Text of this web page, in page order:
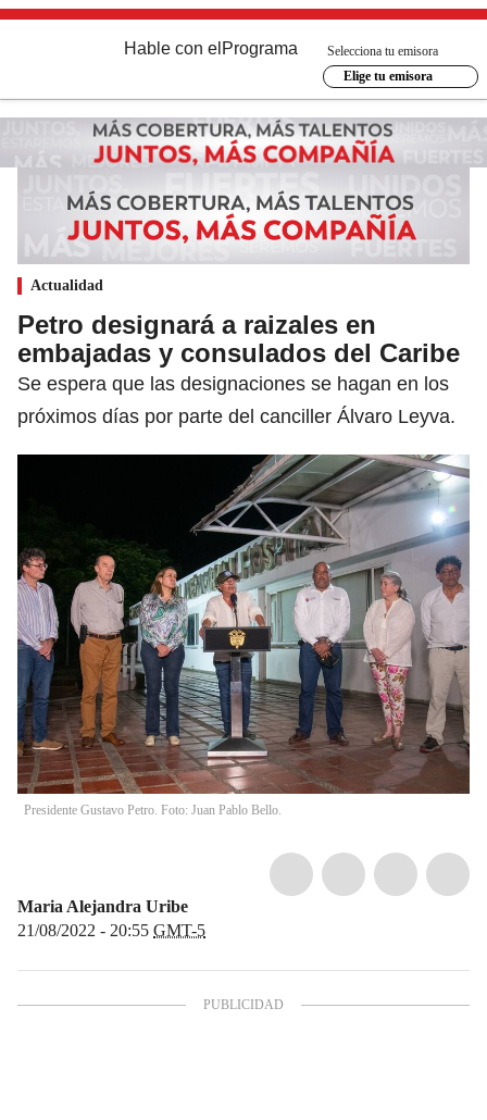
Hable con el Programa
Selecciona tu emisora
Elige tu emisora
Actualidad
Petro designará a raizales en
embajadas y consulados del Caribe
Se espera que las designaciones se hagan en los
próximos días por parte del canciller Álvaro Leyva.
Presidente Gustavo Petro. Foto: Juan Pablo Bello.
Maria Alejandra Uribe
21/08/2022 - 20:55 GMT-5